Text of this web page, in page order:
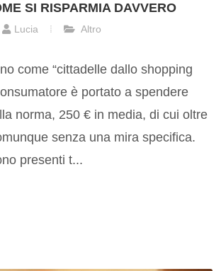
SI RISPARMIA DAVVERO
Lucia Altro
come “cittadelle dallo shopping
è portato a spendere
norma, 250 € in media, di cui oltre
senza una mira specifica.
presenti t...